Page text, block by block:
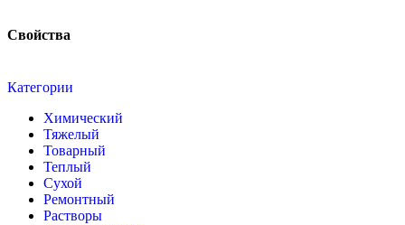
Свойства
Категории
Химический
Тяжелый
Товарный
Теплый
Сухой
Ремонтный
Растворы